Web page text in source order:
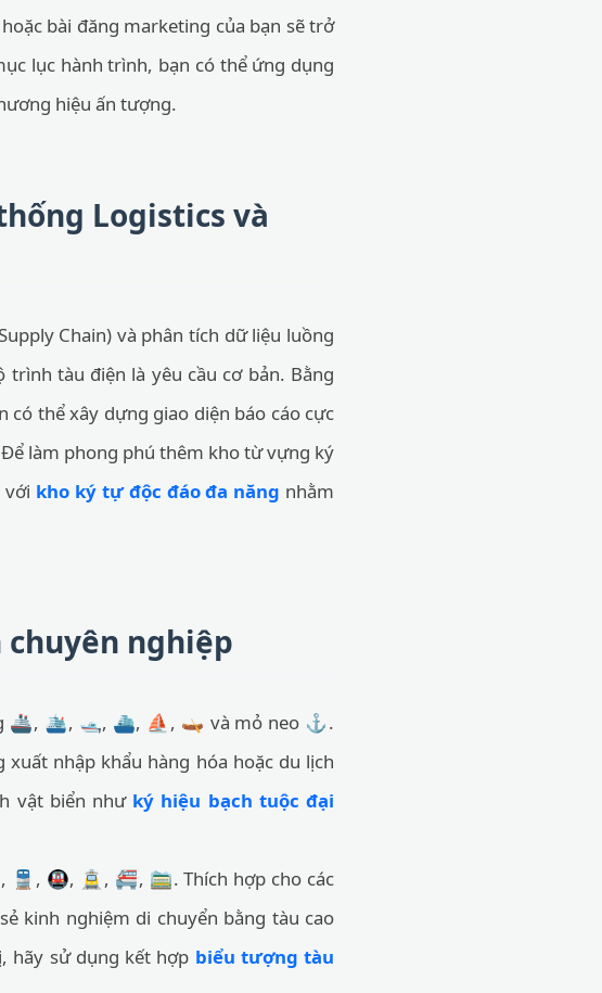
bài đăng marketing của bạn sẽ trở
lục hành trình, bạn có thể ứng dụng
hiệu ấn tượng.
Logistics và
Chain) và phân tích dữ liệu luồng
tàu điện là yêu cầu cơ bản. Bằng
thể xây dựng giao diện báo cáo cực
làm phong phú thêm kho từ vựng ký
với kho ký tự độc đáo đa năng nhằm
chuyên nghiệp
🚢, 🛳️, 🛥️, ⛴️, ⛵, 🛶 và mỏ neo ⚓.
nhập khẩu hàng hóa hoặc du lịch
vật biển như ký hiệu bạch tuộc đại
🚆, 🚇, 🚊, 🚝, 🚞. Thích hợp cho các
kinh nghiệm di chuyển bằng tàu cao
hãy sử dụng kết hợp biểu tượng tàu